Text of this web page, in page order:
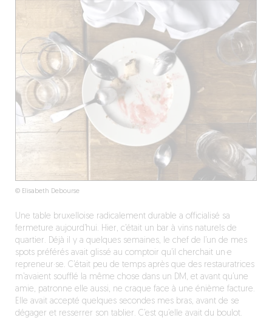
© Elisabeth Debourse
Une table bruxelloise radicalement durable a officialisé sa
fermeture aujourd’hui. Hier, c’était un bar à vins naturels de
quartier. Déjà il y a quelques semaines, le chef de l’un de mes
spots préférés avait glissé au comptoir qu’il cherchait un·e
repreneur·se. C’était peu de temps après que des restauratrices
m’avaient soufflé la même chose dans un DM, et avant qu’une
amie, patronne elle aussi, ne craque face à une énième facture.
Elle avait accepté quelques secondes mes bras, avant de se
dégager et resserrer son tablier. C’est qu’elle avait du boulot.